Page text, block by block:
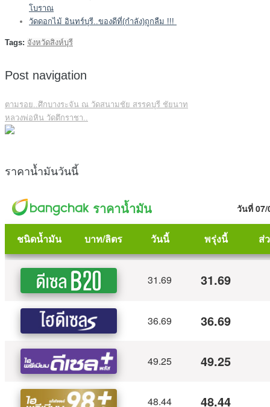
โบราณ
วัดดอกไม้ อินทร์บุรี..ของดีที่(กำลัง)ถูกลืม !!!
Tags: จังหวัดสิงห์บุรี
Post navigation
ตามรอย..ศึกบางระจัน ณ วัดสนามชัย สรรคบุรี ชัยนาท
หลวงพ่อหิน วัดตึกราชา..
ราคาน้ำมันวันนี้